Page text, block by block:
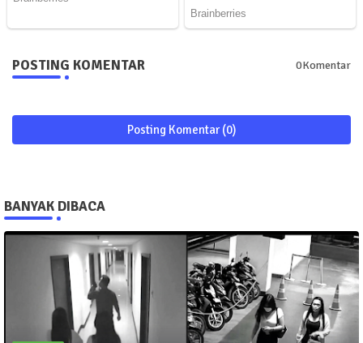
POSTING KOMENTAR 0Komentar
Posting Komentar (0)
BANYAK DIBACA